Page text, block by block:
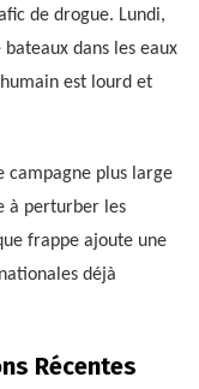
de drogue. Lundi,
dans les eaux
est lourd et
campagne plus large
à perturber les
frappe ajoute une
déjà
Récentes